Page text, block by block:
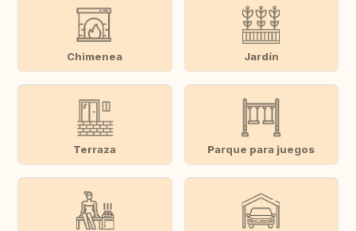
Chimenea Jardín
Terraza Parque para juegos